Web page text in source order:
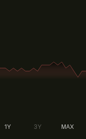
1Y 3Y MAX